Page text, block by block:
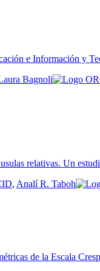
e Información y
Bagnoli
relativas. Un
, Analí R. Taboh
de la Escala